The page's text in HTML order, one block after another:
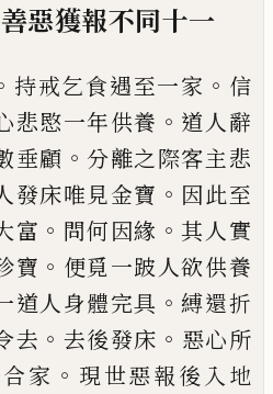
惡獲報不同十一
持戒乞食遇至一家 。 信
悲愍一年供養 。 道人辭
垂顧 。 分離之際客主悲
發床唯見金寶 。 因此至
富 。 問何因緣 。其人實
寶 。 便覓一跛人欲供養
道人身體完具 。 縛還折
去 。 去後發床 。 惡心所
家 。 現世惡報後入地